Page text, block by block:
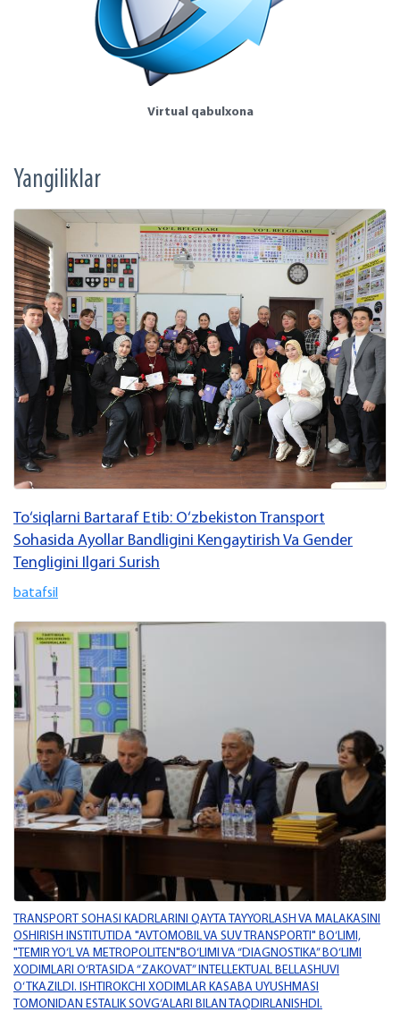
Virtual qabulxona
Yangiliklar
To‘siqlarni Bartaraf Etib: O‘zbekiston Transport
Sohasida Ayollar Bandligini Kengaytirish Va Gender
Tengligini Ilgari Surish
batafsil
TRANSPORT SOHASI KADRLARINI QAYTA TAYYORLASH VA MALAKASINI
OSHIRISH INSTITUTIDA "AVTOMOBIL VA SUV TRANSPORTI" BO‘LIMI,
"TEMIR YO‘L VA METROPOLITEN"BO‘LIMI VA “DIAGNOSTIKA” BO‘LIMI
XODIMLARI O‘RTASIDA “ZAKOVAT” INTELLEKTUAL BELLASHUVI
O‘TKAZILDI. ISHTIROKCHI XODIMLAR KASABA UYUSHMASI
TOMONIDAN ESTALIK SOVG‘ALARI BILAN TAQDIRLANISHDI.